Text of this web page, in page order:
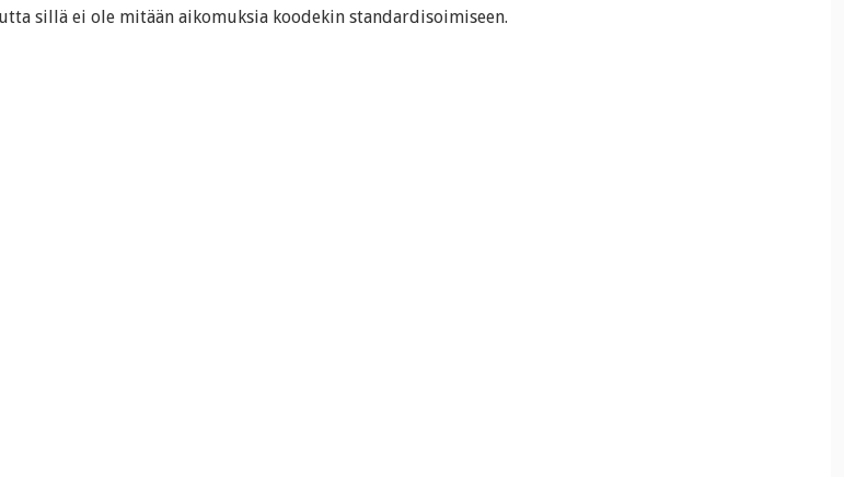
sillä ei ole mitään aikomuksia koodekin standardisoimiseen.